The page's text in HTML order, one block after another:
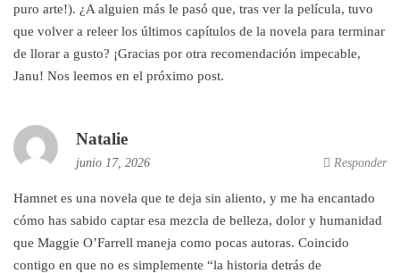
puro arte!). ¿A alguien más le pasó que, tras ver la película, tuvo
que volver a releer los últimos capítulos de la novela para terminar
de llorar a gusto? ¡Gracias por otra recomendación impecable,
Janu! Nos leemos en el próximo post.
Natalie
junio 17, 2026 Responder
Hamnet es una novela que te deja sin aliento, y me ha encantado
cómo has sabido captar esa mezcla de belleza, dolor y humanidad
que Maggie O’Farrell maneja como pocas autoras. Coincido
contigo en que no es simplemente “la historia detrás de